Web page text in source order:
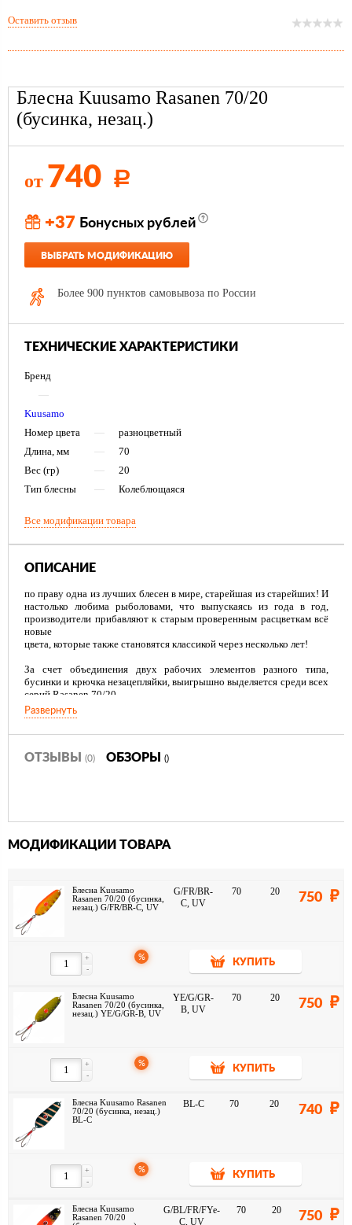
Блесна Kuusamo Rasanen 70/20
(бусинка, незац.)
от 740 Р
+37 Бонусных рублей
ВЫБРАТЬ МОДИФИКАЦИЮ
Более 900 пунктов самовывоза по России
ТЕХНИЧЕСКИЕ ХАРАКТЕРИСТИКИ
Бренд
—
Kuusamo
Номер цвета
—
разноцветный
Длина, мм
—
70
Вес (гр)
—
20
Тип блесны
— Колеблющаяся
Все модификации товара
ОПИСАНИЕ
по праву одна из лучших блесен в мире, старейшая из старейших! И
настолько любима рыболовами, что выпускаясь из года в год,
производители прибавляют к старым проверенным расцветкам всё
новые
цвета, которые также становятся классикой через несколько лет!
За счет объединения двух рабочих элементов разного типа,
бусинки и крючка незацепляйки, выигрышно выделяется среди всех
серий Rasanen 70/20.
Развернуть
ОТЗЫВЫ (0) ОБЗОРЫ ()
Оставить отзыв
МОДИФИКАЦИИ ТОВАРА
Блесна Kuusamo
Rasanen 70/20 (бусинка,
незац.) G/FR/BR-C, UV
G/FR/BR-
C, UV
70 20 750
-
+ %
КУПИТЬ
Блесна Kuusamo
Rasanen 70/20 (бусинка,
незац.) YE/G/GR-B, UV
YE/G/GR-
B, UV
70 20 750
-
+ %
КУПИТЬ
Блесна Kuusamo Rasanen
70/20 (бусинка, незац.)
BL-C
BL-C 70 20 740
-
+ %
КУПИТЬ
Блесна Kuusamo
Rasanen 70/20
G/BL/FR/FYe-
C, UV
70 20 750